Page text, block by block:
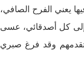
يعني الفرح الصافي،
إلى كل أصدقائي، عسى
أتقدمهم وقد فرغ صبري